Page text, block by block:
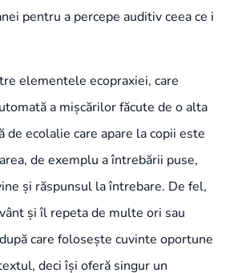
pentru a percepe auditiv ceea ce i
elementele ecopraxiei, care
a mișcărilor făcute de o alta
de ecolalie care apare la copii este
de exemplu a întrebării puse,
și răspunsul la întrebare. De fel,
și îl repeta de multe ori sau
care folosește cuvinte oportune
deci își oferă singur un